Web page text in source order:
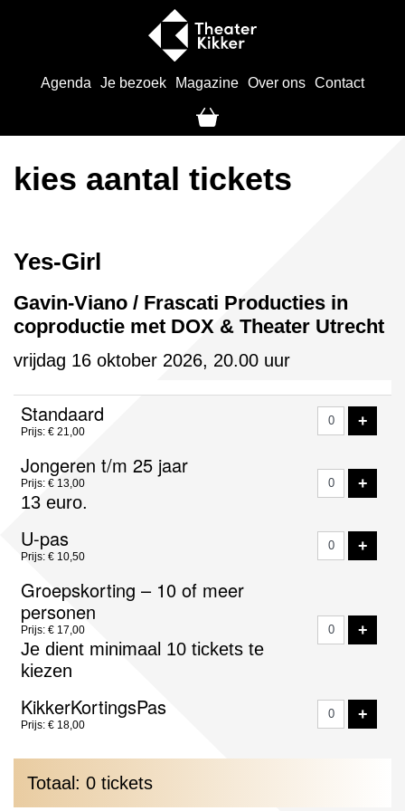
Agenda Je bezoek Magazine Over ons Contact
kies aantal tickets
Yes-Girl
Gavin-Viano / Frascati Producties in
coproductie met DOX & Theater Utrecht
vrijdag 16 oktober 2026, 20.00 uur
Aantal
tickets
Standaard
Prijs: € 21,00
+
Jongeren t/m 25 jaar
Prijs: € 13,00
13 euro.
+
U-pas
Prijs: € 10,50
+
Groepskorting – 10 of meer
personen
Prijs: € 17,00
Je dient minimaal 10 tickets te
kiezen
+
KikkerKortingsPas
Prijs: € 18,00
+
Totaal: 0 tickets